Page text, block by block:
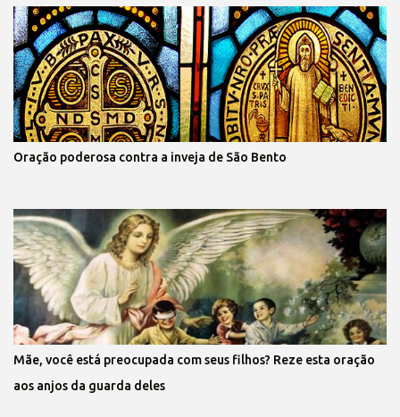
Oração poderosa contra a inveja de São Bento
Mãe, você está preocupada com seus filhos? Reze esta oração
aos anjos da guarda deles